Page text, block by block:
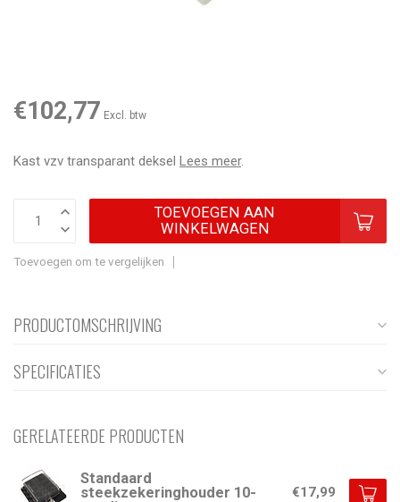
€102,77 Excl. btw
Kast vzv transparant deksel Lees meer.
TOEVOEGEN AAN
WINKELWAGEN
Toevoegen om te vergelijken
PRODUCTOMSCHRIJVING
SPECIFICATIES
GERELATEERDE PRODUCTEN
Standaard
steekzekeringhouder 10-
€17,99